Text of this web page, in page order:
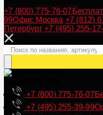
+7 (800) 775-76-07
99Офис Москва +7 (812)
Петербург +7 (495) 255-
+7 (800) 775-76-07
+7 (495) 255-39-99